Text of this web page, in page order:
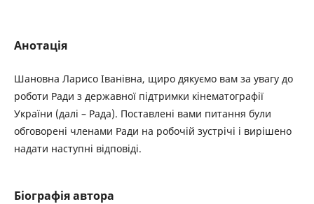
Анотація
Шановна Ларисо Іванівна, щиро дякуємо вам за увагу до
роботи Ради з державної підтримки кінематографії
України (далі – Рада). Поставлені вами питання були
обговорені членами Ради на робочій зустрічі і вирішено
надати наступні відповіді.
Біографія автора